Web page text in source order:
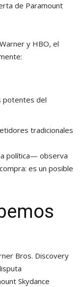
de Paramount
y HBO, el
potentes del
tradicionales
política— observa
es un posible
Bros. Discovery
Skydance